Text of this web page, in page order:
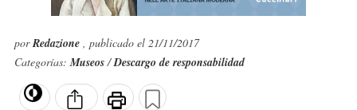
porRedazione , publicado el 21/11/2017
Categorías:Museos/Descargo de responsabilidad